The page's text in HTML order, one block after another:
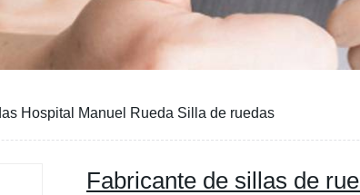
Hospital Manuel Rueda Silla de ruedas
Fabricante de sillas de